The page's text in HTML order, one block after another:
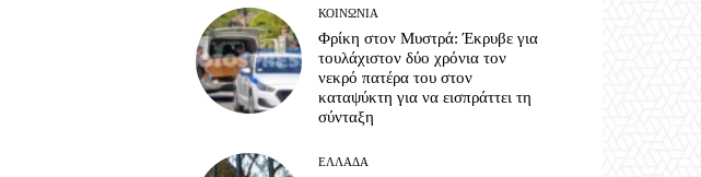
ΚΟΙΝΩΝΊΑ
Φρίκη στον Μυστρά: Έκρυβε για
τουλάχιστον δύο χρόνια τον
νεκρό πατέρα του στον
καταψύκτη για να εισπράττει τη
σύνταξη
ΕΛΛΆΔΑ